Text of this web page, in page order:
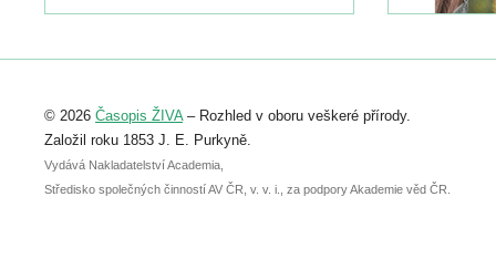
Registrovat se můžete do 6. září.
abstraktu přihlášené přednášky nebo
posteru je už 30. června.
© 2026 Časopis ŽIVA– Rozhled v oboru veškeré přírody.
Založil roku 1853 J. E. Purkyně.
Vydává Nakladatelství Academia,
Středisko společných činností AV ČR, v. v. i., za podpory Akademie věd ČR.